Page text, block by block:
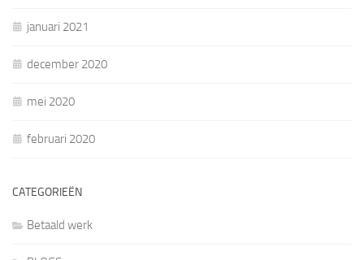
januari 2021
december 2020
mei 2020
februari 2020
CATEGORIEËN
Betaald werk